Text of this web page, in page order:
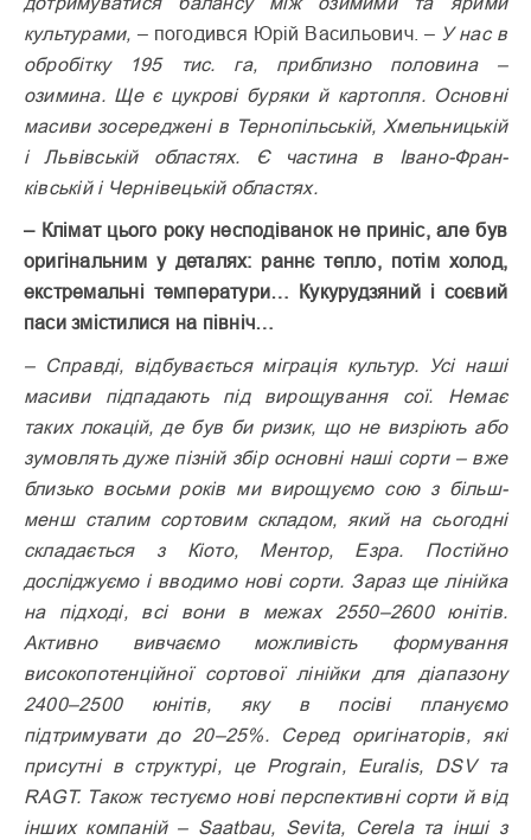
культурами, – погодився Юрій Васильович. – У нас в
обробітку 195 тис. га, приблизно половина –
озимина. Ще є цукрові буряки й картопля. Основні
масиви зосереджені в Терно­пільській, Хмельницькій
і Львівській областях. Є частина в Івано-Фран­
ківській і Чернівецькій областях.
– Клімат цього року несподіванок не приніс, але був
оригінальним у деталях: раннє тепло, потім холод,
екстремальні температури… Кукурудзяний і соєвий
паси змістилися на північ…
– Справді, відбувається міграція культур. Усі наші
масиви підпадають під вирощування сої. Немає
таких локацій, де був би ризик, що не визріють або
зумовлять дуже пізній збір основні наші сорти – вже
близько восьми років ми вирощуємо сою з більш-
менш сталим сортовим складом, який на сьогодні
складається з Кіото, Ментор, Езра. Постійно
досліджуємо і вводимо нові сорти. Зараз ще лінійка
на підході, всі вони в межах 2550–2600 юнітів.
Активно вивчаємо можливість формування
високопотенційної сортової лінійки для діапазону
2400–2500 юнітів, яку в посіві плануємо
підтримувати до 20–25%. Серед оригінаторів, які
присутні в структурі, це Prograin, Euralis, DSV та
RAGT. Також тестуємо нові перспективні сорти й від
інших компаній – Saatbau, Sevita, Cerela та інші з